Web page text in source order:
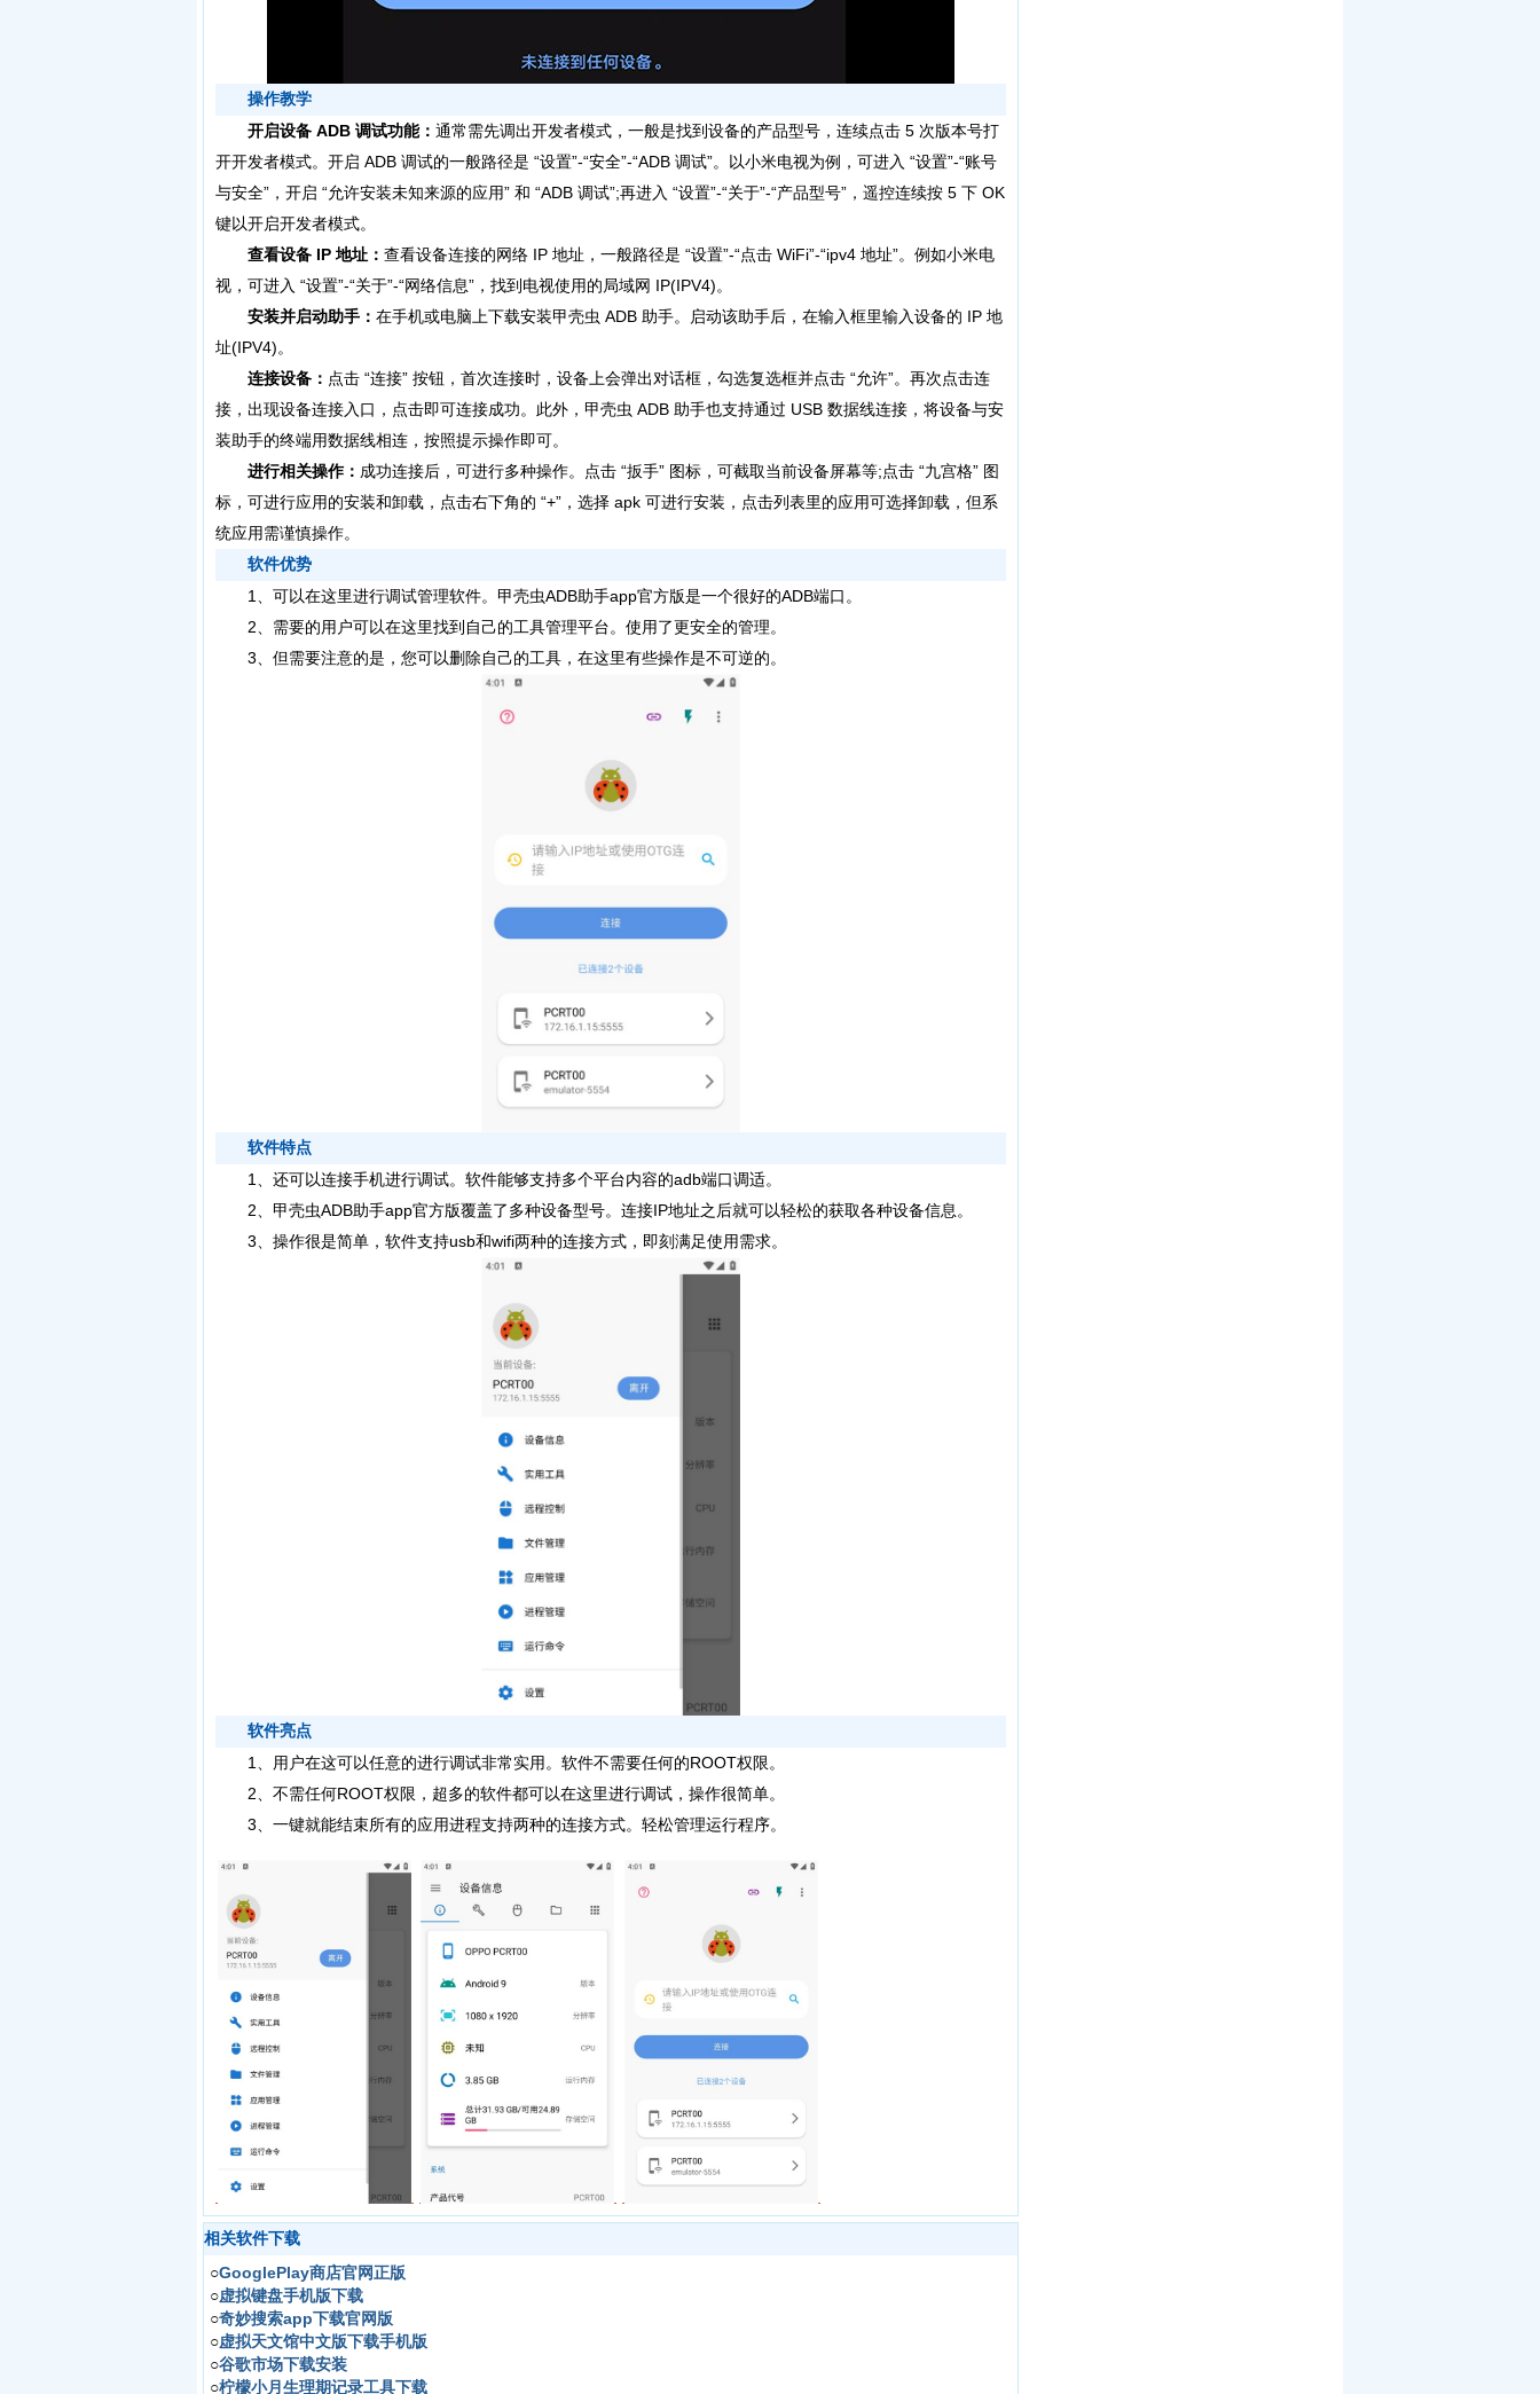
操作教学
开启设备 ADB 调试功能： 通常需先调出开发者模式，一般是找到设备的产品型号，连续点击 5 次版本号打
开开发者模式。开启 ADB 调试的一般路径是 “设置”-“安全”-“ADB 调试”。以小米电视为例，可进入 “设置”-“账号
与安全”，开启 “允许安装未知来源的应用” 和 “ADB 调试”;再进入 “设置”-“关于”-“产品型号”，遥控连续按 5 下 OK
键以开启开发者模式。
查看设备 IP 地址： 查看设备连接的网络 IP 地址，一般路径是 “设置”-“点击 WiFi”-“ipv4 地址”。例如小米电
视，可进入 “设置”-“关于”-“网络信息”，找到电视使用的局域网 IP(IPV4)。
安装并启动助手： 在手机或电脑上下载安装甲壳虫 ADB 助手。启动该助手后，在输入框里输入设备的 IP 地
址(IPV4)。
连接设备： 点击 “连接” 按钮，首次连接时，设备上会弹出对话框，勾选复选框并点击 “允许”。再次点击连
接，出现设备连接入口，点击即可连接成功。此外，甲壳虫 ADB 助手也支持通过 USB 数据线连接，将设备与安
装助手的终端用数据线相连，按照提示操作即可。
进行相关操作： 成功连接后，可进行多种操作。点击 “扳手” 图标，可截取当前设备屏幕等;点击 “九宫格” 图
标，可进行应用的安装和卸载，点击右下角的 “+”，选择 apk 可进行安装，点击列表里的应用可选择卸载，但系
统应用需谨慎操作。
软件优势
1、可以在这里进行调试管理软件。甲壳虫ADB助手app官方版是一个很好的ADB端口。
2、需要的用户可以在这里找到自己的工具管理平台。使用了更安全的管理。
3、但需要注意的是，您可以删除自己的工具，在这里有些操作是不可逆的。
软件特点
1、还可以连接手机进行调试。软件能够支持多个平台内容的adb端口调适。
2、甲壳虫ADB助手app官方版覆盖了多种设备型号。连接IP地址之后就可以轻松的获取各种设备信息。
3、操作很是简单，软件支持usb和wifi两种的连接方式，即刻满足使用需求。
软件亮点
1、用户在这可以任意的进行调试非常实用。软件不需要任何的ROOT权限。
2、不需任何ROOT权限，超多的软件都可以在这里进行调试，操作很简单。
3、一键就能结束所有的应用进程支持两种的连接方式。轻松管理运行程序。
相关软件下载
○GooglePlay商店官网正版
○虚拟键盘手机版下载
○奇妙搜索app下载官网版
○虚拟天文馆中文版下载手机版
○谷歌市场下载安装
○柠檬小月生理期记录工具下载